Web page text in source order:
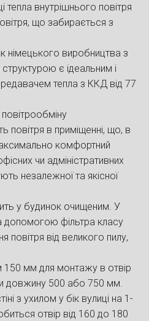
тепла внутрішнього повітря
що забирається з
німецького виробництва з
є ідеальним і
тепла з ККД від 77
повітря в приміщенні, що, в
комфортний
чи адміністративних
незалежної та якісної
у будинок очищеним. У
допомогою фільтра класу
повітря від великого пилу,
150 мм для монтажу в отвір
довжину 500 або 750 мм.
з ухилом у бік вулиці на 1-
отвір від 160 до 180